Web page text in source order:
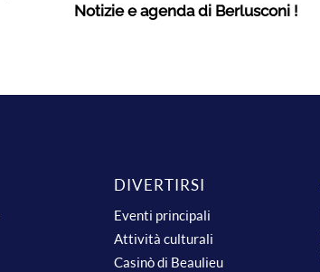
Notizie e agenda di Berlusconi !
DIVERTIRSI
Eventi principali
Attività culturali
Casinò di Beaulieu